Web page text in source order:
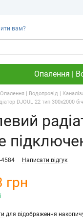
вам?
Опалення |
Опалення | Водопровід |
DJOUL 22 тип 300х2000
4584 Написати відгук
грн
для відображення